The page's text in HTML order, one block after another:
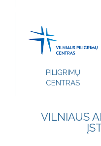
PILIGRIMŲ
CENTRAS
VILNIAUS